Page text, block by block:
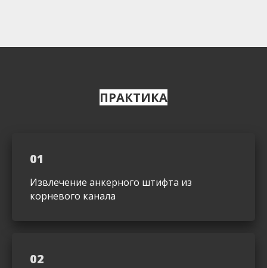
ПРАКТИКА
01
Извлечение анкерного штифта из
корневого канала
02